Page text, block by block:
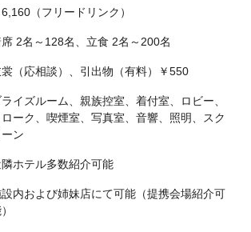
6,160（フリードリンク）
2名～128名、立食 2名～200名
（応相談）、引出物（有料）￥550
ライズルーム、親族控室、着付室、ロビー、
ローク、喫煙室、写真室、音響、照明、スク
ーン
ホテル多数紹介可能
内および姉妹店にて可能（提携会場紹介可